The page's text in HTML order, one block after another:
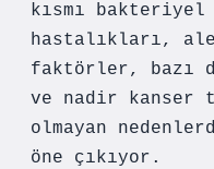
kısmı
hastalıkları,
faktörler, bazı
ve nadir
olmayan
öne çıkıyor.